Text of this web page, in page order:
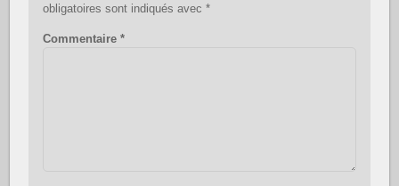
obligatoires sont indiqués avec *
Commentaire *